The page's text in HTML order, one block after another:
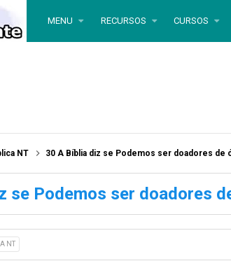
MENU RECURSOS CURSOS
NT 30 A Bíblia diz se Podemos ser doadores de
se Podemos ser doadores
NT